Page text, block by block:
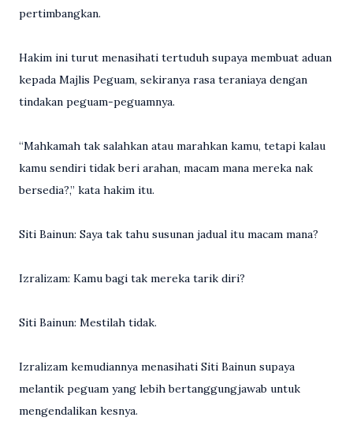
pertimbangkan.
Hakim ini turut menasihati tertuduh supaya membuat aduan
kepada Majlis Peguam, sekiranya rasa teraniaya dengan
tindakan peguam-peguamnya.
“Mahkamah tak salahkan atau marahkan kamu, tetapi kalau
kamu sendiri tidak beri arahan, macam mana mereka nak
bersedia?,” kata hakim itu.
Siti Bainun: Saya tak tahu susunan jadual itu macam mana?
Izralizam: Kamu bagi tak mereka tarik diri?
Siti Bainun: Mestilah tidak.
Izralizam kemudiannya menasihati Siti Bainun supaya
melantik peguam yang lebih bertanggungjawab untuk
mengendalikan kesnya.